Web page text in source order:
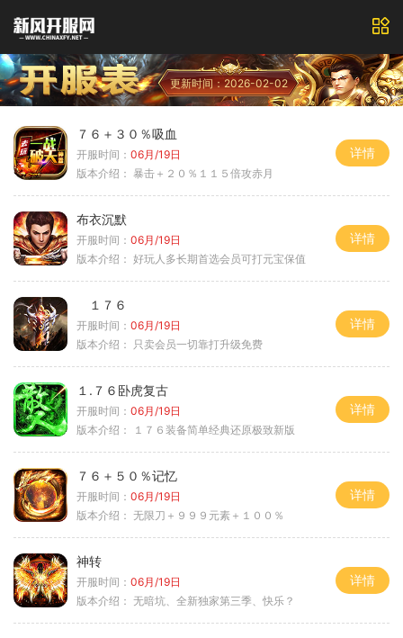
更新时间：2026-02-02
７６＋３０％吸血
开服时间： 06月/19日
版本介绍： 暴击＋２０％１１５倍攻赤月
详情
布衣沉默
开服时间： 06月/19日
版本介绍： 好玩人多长期首选会员可打元宝保值
详情
１７６
开服时间： 06月/19日
版本介绍： 只卖会员一切靠打升级免费
详情
１.７６卧虎复古
开服时间： 06月/19日
版本介绍：
１７６装备简单经典还原极致新版
详情
７６＋５０％记忆
开服时间： 06月/19日
版本介绍： 无限刀＋９９９元素＋１００％
详情
神转
开服时间： 06月/19日
版本介绍： 无暗坑、全新独家第三季、快乐？
详情